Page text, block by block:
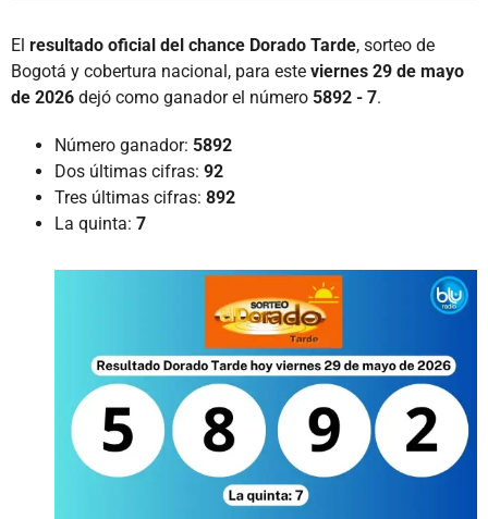
El resultado oficial del chance Dorado Tarde, sorteo de
Bogotá y cobertura nacional, para este viernes 29 de mayo
de 2026 dejó como ganador el número 5892 - 7.
Número ganador: 5892
Dos últimas cifras: 92
Tres últimas cifras: 892
La quinta: 7